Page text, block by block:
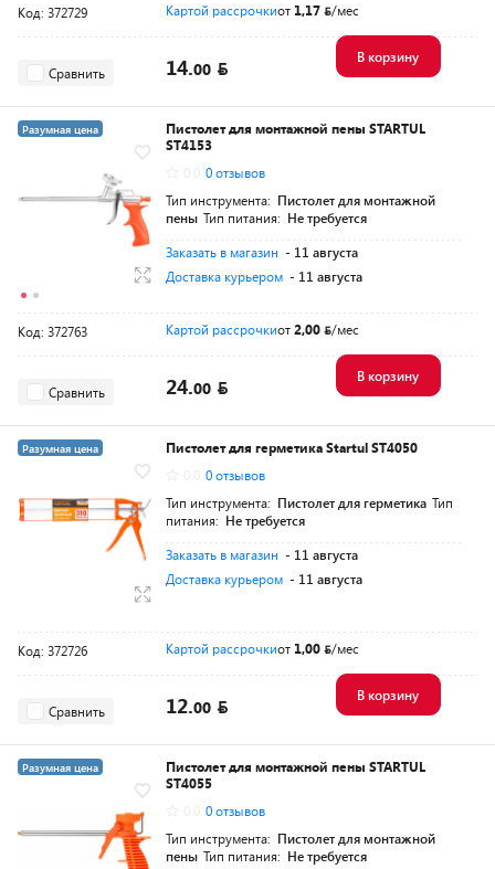
Код: 372729 Картой рассрочкиот 1,17 /мес
Сравнить 14.00
В корзину
Разумная цена
Пистолет для монтажной пены STARTUL
ST4153
0 отзывов
Тип инструмента: Пистолет для монтажной
пены Тип питания: Не требуется
Заказать в магазин - 11 августа
Доставка курьером - 11 августа
Код: 372763 Картой рассрочкиот2,00 /мес
Сравнить 24.00
В корзину
Разумная цена
Пистолет для герметика Startul ST4050
0 отзывов
Тип инструмента: Пистолет для герметика Тип
питания: Не требуется
Заказать в магазин - 11 августа
Доставка курьером - 11 августа
Код: 372726 Картой рассрочкиот 1,00 /мес
Сравнить 12.00
В корзину
Разумная цена
Пистолет для монтажной пены STARTUL
ST4055
0 отзывов
Тип инструмента: Пистолет для монтажной
пены Тип питания: Не требуется